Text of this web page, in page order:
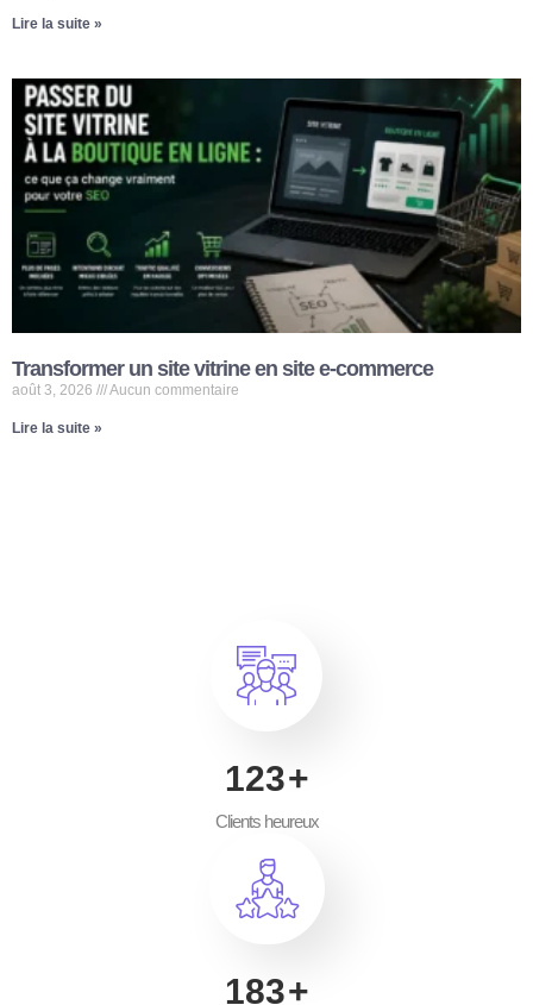
Lire la suite »
Transformer un site vitrine en site e-commerce
août 3, 2026 Aucun commentaire
Lire la suite »
200+
Clients heureux
300+